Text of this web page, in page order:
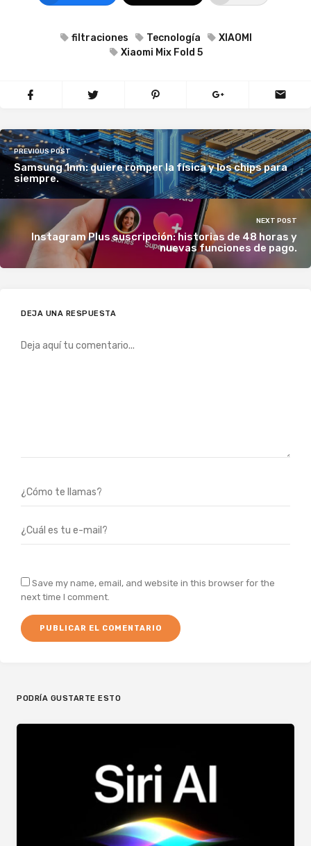
filtraciones Tecnología
XIAOMI
Xiaomi Mix Fold 5
PREVIOUS POST
Samsung 1nm: quiere romper la física y los chips para
siempre.
NEXT POST
Instagram Plus suscripción: historias de 48 horas y
nuevas funciones de pago.
DEJA UNA RESPUESTA
Save my name, email, and website in this browser for the
next time I comment.
PODRÍA GUSTARTE ESTO